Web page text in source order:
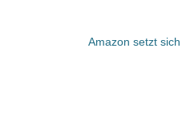
Amazon setzt